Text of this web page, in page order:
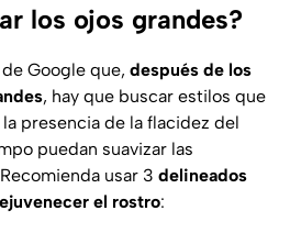
los ojos grandes?
Google que, después de los
, hay que buscar estilos que
presencia de la flacidez del
puedan suavizar las
usar 3 delineados
el rostro: